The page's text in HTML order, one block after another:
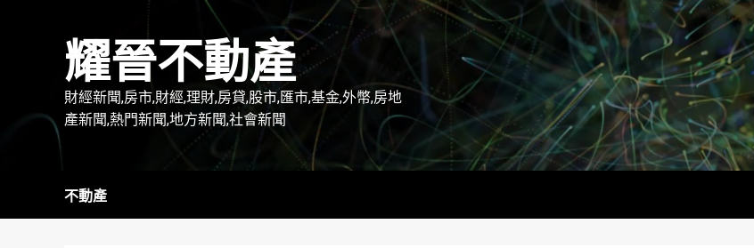
耀晉不動產
財經新聞,房市,財經,理財,房貸,股市,匯市,基金,外幣,房地
產新聞,熱門新聞,地方新聞,社會新聞
不動產